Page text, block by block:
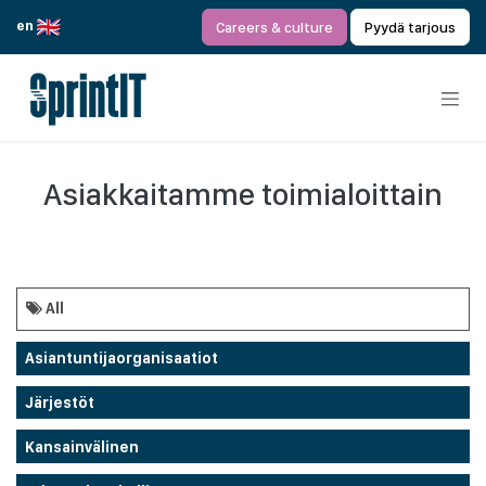
en
Careers & culture Pyydä tarjous
Asiakkaitamme toimialoittain
All
Asiantuntijaorganisaatiot
Järjestöt
Kansainvälinen